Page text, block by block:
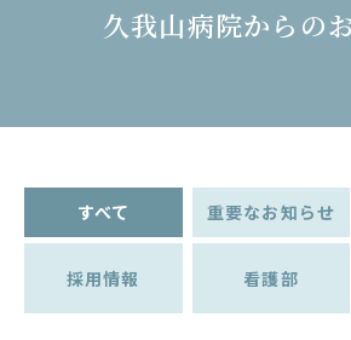
久我山病院からの
すべて 重要なお知らせ
採用情報 看護部